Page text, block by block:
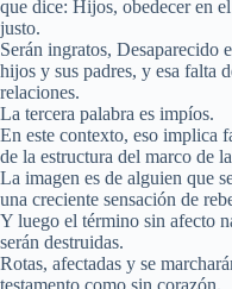
que dice: Hijos, obedecer en
justo.
Serán ingratos, Desaparecido
hijos y sus padres, y esa falta
relaciones.
La tercera palabra es impíos.
En este contexto, eso implica
de la estructura del marco de
La imagen es de alguien que
una creciente sensación de
Y luego el término sin afecto
serán destruidas.
Rotas, afectadas y se
testamento como sin corazón.